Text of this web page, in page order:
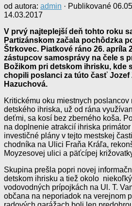
od autora: admin · Publikované
14.03.2017
V prvý najteplejší deň tohto roku
Partizánskom začala pochôdzka
Štrkovec. Piatkové ráno 26. apríla
zástupcov samosprávy na čele s
Božikom pri detskom ihrisku, kde
chopili poslanci za túto časť Jozef
Hazuchová.
Kritickému oku miestnych
detského ihriska, už od rána
deťmi, sa kosí bez zberného koša.
na doplnenie atrakcií ihriska
investičné plány v tejto mestskej
chodníka na Ulici Fraňa Kráľa,
Moyzesovej ulici a päťcípej
Skupina prešla popri novej
detskom ihrisku a tiež okolo
vodovodných prípojkách na Ul. T.
občana na neporiadok na verejnom